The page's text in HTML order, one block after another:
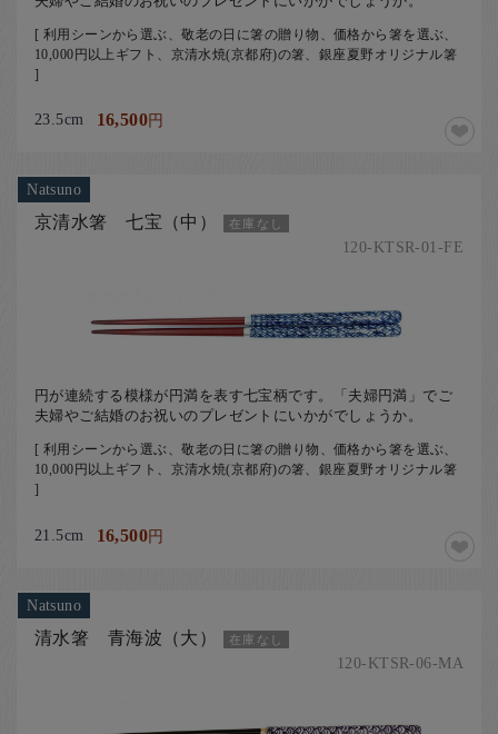
[ 利用シーンから選ぶ、敬老の日に箸の贈り物、価格から箸を選ぶ、
10,000円以上ギフト、京清水焼(京都府)の箸、銀座夏野オリジナル箸
]
23.5cm 16,500円
Natsuno
京清水箸 七宝（中） 在庫なし
120-KTSR-01-FE
円が連続する模様が円満を表す七宝柄です。「夫婦円満」でご
夫婦やご結婚のお祝いのプレゼントにいかがでしょうか。
[ 利用シーンから選ぶ、敬老の日に箸の贈り物、価格から箸を選ぶ、
10,000円以上ギフト、京清水焼(京都府)の箸、銀座夏野オリジナル箸
]
21.5cm 16,500円
Natsuno
清水箸 青海波（大） 在庫なし
120-KTSR-06-MA